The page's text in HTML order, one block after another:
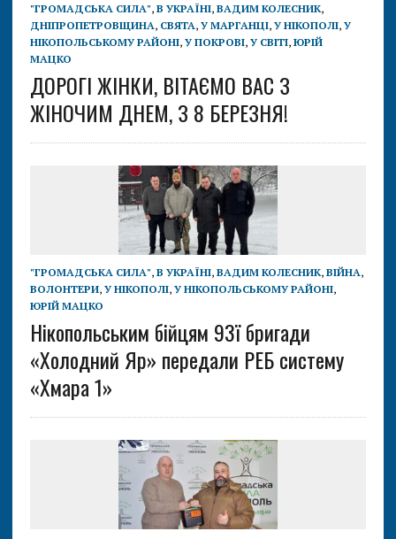
"ГРОМАДСЬКА СИЛА", В УКРАЇНІ, ВАДИМ КОЛЕСНИК,
ДНІПРОПЕТРОВЩИНА, СВЯТА, У МАРГАНЦІ, У НІКОПОЛІ, У
НІКОПОЛЬСЬКОМУ РАЙОНІ, У ПОКРОВІ, У СВІТІ, ЮРІЙ
МАЦКО
ДОРОГІ ЖІНКИ, ВІТАЄМО ВАС З
ЖІНОЧИМ ДНЕМ, З 8 БЕРЕЗНЯ!
"ГРОМАДСЬКА СИЛА", В УКРАЇНІ, ВАДИМ КОЛЕСНИК, ВІЙНА,
ВОЛОНТЕРИ, У НІКОПОЛІ, У НІКОПОЛЬСЬКОМУ РАЙОНІ,
ЮРІЙ МАЦКО
Нікопольським бійцям 93ї бригади
«Холодний Яр» передали РЕБ систему
«Хмара 1»